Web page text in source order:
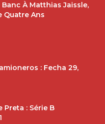
À Matthias Jaissle,
Quatre Ans
: Fecha 29,
Preta : Série B